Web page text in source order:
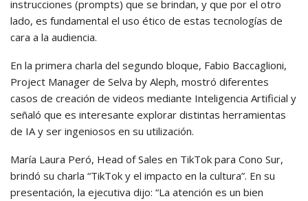
instrucciones (prompts) que se brindan, y que por el otro
lado, es fundamental el uso ético de estas tecnologías de
cara a la audiencia.
En la primera charla del segundo bloque, Fabio Baccaglioni,
Project Manager de Selva by Aleph, mostró diferentes
casos de creación de videos mediante Inteligencia Artificial y
señaló que es interesante explorar distintas herramientas
de IA y ser ingeniosos en su utilización.
María Laura Peró, Head of Sales en TikTok para Cono Sur,
brindó su charla “TikTok y el impacto en la cultura”. En su
presentación, la ejecutiva dijo: “La atención es un bien